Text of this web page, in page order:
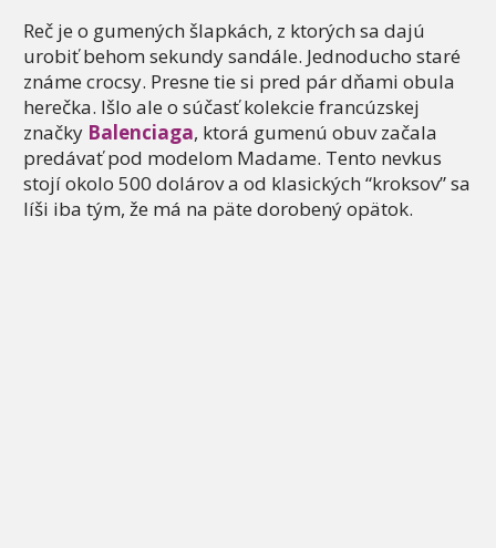
Reč je o gumených šlapkách, z ktorých sa dajú
urobiť behom sekundy sandále. Jednoducho staré
známe crocsy. Presne tie si pred pár dňami obula
herečka. Išlo ale o súčasť kolekcie francúzskej
značky Balenciaga, ktorá gumenú obuv začala
predávať pod modelom Madame. Tento nevkus
stojí okolo 500 dolárov a od klasických “kroksov” sa
líši iba tým, že má na päte dorobený opätok.